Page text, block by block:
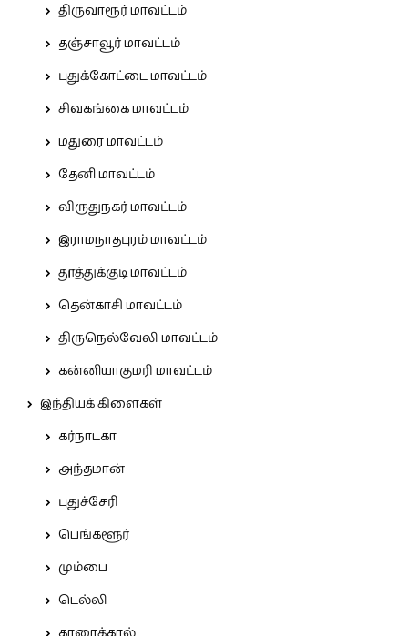
திருவாரூர் மாவட்டம்
தஞ்சாவூர் மாவட்டம்
புதுக்கோட்டை மாவட்டம்
சிவகங்கை மாவட்டம்
மதுரை மாவட்டம்
தேனி மாவட்டம்
விருதுநகர் மாவட்டம்
இராமநாதபுரம் மாவட்டம்
தூத்துக்குடி மாவட்டம்
தென்காசி மாவட்டம்
திருநெல்வேலி மாவட்டம்
கன்னியாகுமரி மாவட்டம்
இந்தியக் கிளைகள்
கர்நாடகா
அந்தமான்
புதுச்சேரி
பெங்களூர்
மும்பை
டெல்லி